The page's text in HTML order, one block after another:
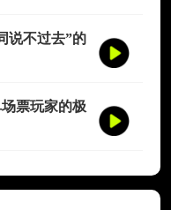
说不过去”的
票玩家的极